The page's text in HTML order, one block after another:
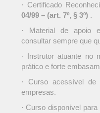
· Certificado
04/99 – (art. 7º, § 3º) .
· Material de apoio
consultar sempre que
· Instrutor atuante no
prático e forte
· Curso acessível
empresas.
· Curso disponível